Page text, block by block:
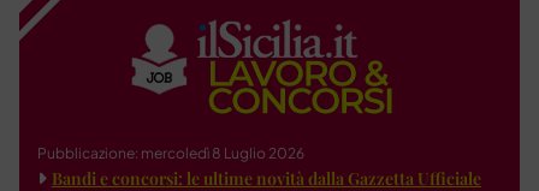
Pubblicazione: mercoledì 8 Luglio 2026
Bandi e concorsi: le ultime novità dalla Gazzetta Ufficiale